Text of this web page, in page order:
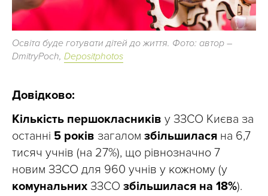
Освіта буде готувати дітей до життя. Фото: автор –
DmitryPoch, Depositphotos
Довідково:
Кількість першокласників у ЗЗСО Києва за
останні 5 років загалом збільшилася на 6,7
тисяч учнів (на 27%), що рівнозначно 7
новим ЗЗСО для 960 учнів у кожному (у
комунальних ЗЗСО збільшилася на 18%).